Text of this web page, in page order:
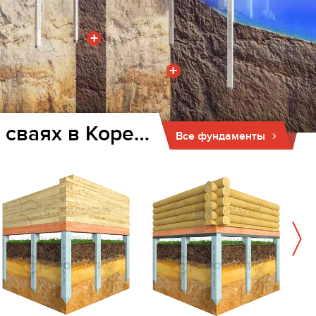
+
+
Все фундаменты
Фундамент для дома и бани на забивных ж/б сваях в Коренево